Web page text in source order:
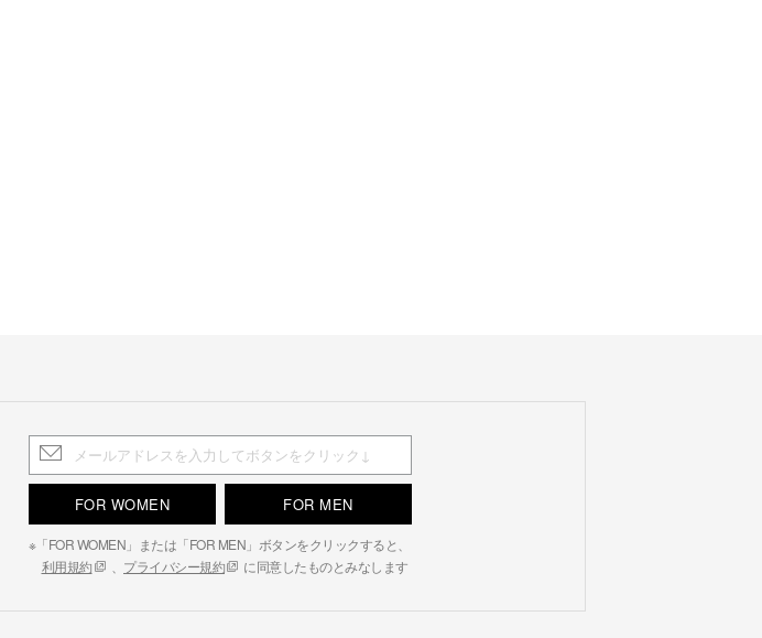
FOR WOMEN FOR MEN
※「FOR WOMEN」または「FOR MEN」ボタンをクリックすると、
利用規約
プライバシー規約 に同意したものとみなします